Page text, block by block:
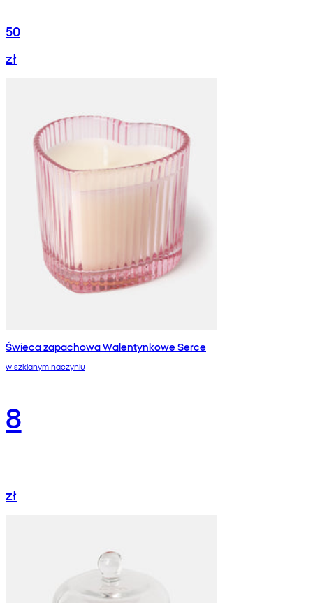
50
zł
Świeca zapachowa Walentynkowe Serce
w szklanym naczyniu
8
zł